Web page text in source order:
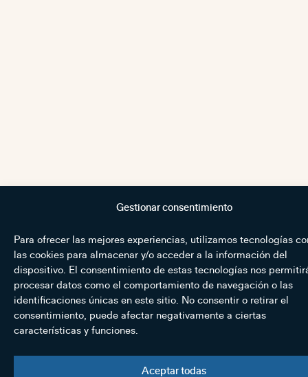
Gestionar consentimiento
Para ofrecer las mejores experiencias, utilizamos tecnologías
las cookies para almacenar y/o acceder a la información del
dispositivo. El consentimiento de estas tecnologías nos
procesar datos como el comportamiento de navegación o las
identificaciones únicas en este sitio. No consentir o retirar el
consentimiento, puede afectar negativamente a ciertas
características y funciones.
Aceptar todas